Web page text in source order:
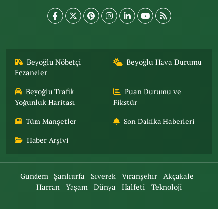
Beyoğlu Nöbetçi
Eczaneler
Beyoğlu Hava Durumu
Beyoğlu Trafik
Yoğunluk Haritası
Puan Durumu ve
Fikstür
Tüm Manşetler Son Dakika Haberleri
Haber Arşivi
Gündem Şanlıurfa Siverek Viranşehir
Akçakale
Harran
Yaşam Dünya Halfeti Teknoloji